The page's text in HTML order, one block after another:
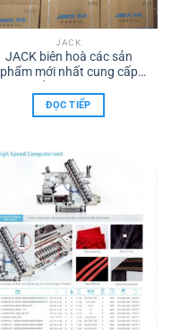
JACK
JACK biên hoà các sản
phẩm mới nhất cung cấp
TMDV XNK MÁY MAY TÂM
HỒNG PHÁT ĐT..
ĐỌC TIẾP